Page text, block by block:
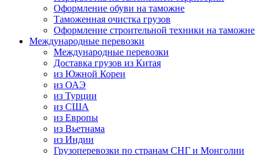
Оформление обуви на таможне
Таможенная очистка грузов
Оформление строительной техники на таможне
Международные перевозки
Международные перевозки
Доставка грузов из Китая
из Южной Кореи
из ОАЭ
из Турции
из США
из Европы
из Вьетнама
из Индии
Грузоперевозки по странам СНГ и Монголии